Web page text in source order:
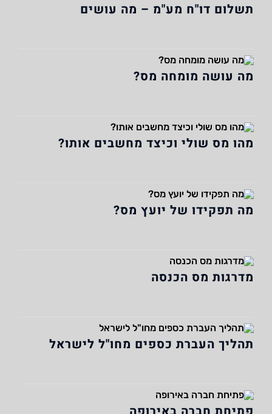
תשלום דו"ח מע"מ – מה עושים
מה עושה מומחה מס?
מהו מס שולי וכיצד מחשבים אותו?
מה תפקידו של יועץ מס?
מדרגות מס הכנסה
תהליך העברת כספים מחו"ל לישראל